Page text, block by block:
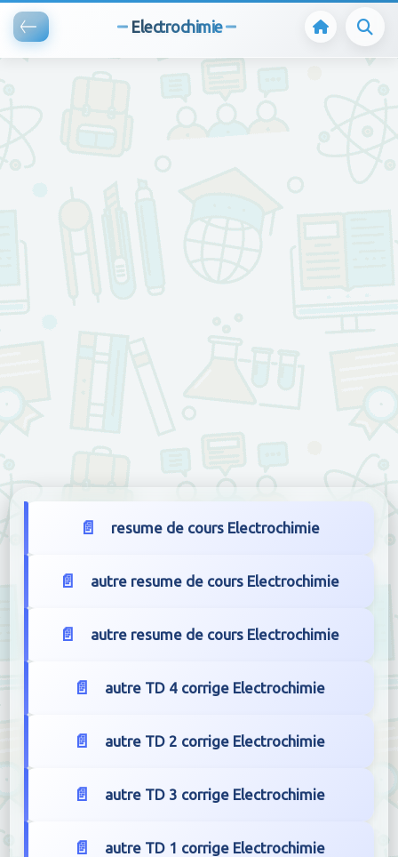
Electrochimie
resume de cours Electrochimie
autre resume de cours Electrochimie
autre resume de cours Electrochimie
autre TD 4 corrige Electrochimie
autre TD 2 corrige Electrochimie
autre TD 3 corrige Electrochimie
autre TD 1 corrige Electrochimie